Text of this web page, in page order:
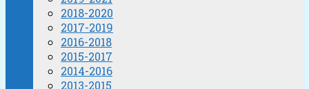
2018-2020
2017-2019
2016-2018
2015-2017
2014-2016
2013-2015